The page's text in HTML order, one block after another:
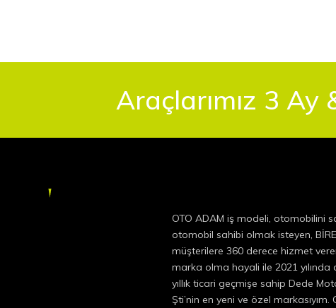
Araçlarımız 3
OTO ADAM iş modeli, otomobilini
otomobil sahibi olmak isteyen,
müşterilere 360 derece hizmet
marka olma hayali ile 2021 yılında
yıllık ticari geçmişe sahip Dede
Şti’nin en yeni ve özel markasıyım.